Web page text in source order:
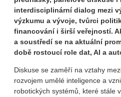
interdisciplinární dialog mezi
výzkumu a vývoje, tvůrci
financování i širší veřejností.
a soustředí se na aktuální
době rostoucí role dat, AI a
Diskuse se zaměří na vztahy
rozvojem umělé inteligence a
robotických systémů, které stále